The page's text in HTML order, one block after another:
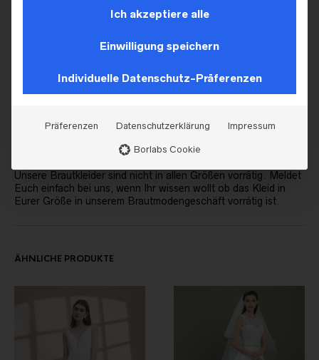
diesem Hersteller und weitere Brautkleider aus der aktuellen
deine Wunschliste oder vereinbare gleich einen
Vielleicht finden wir einen Weg, wie das Brautkleid zu Euch
Unsere Brautkleider sind nicht in allen Größen vorrätig. Meldet
Euch einfach bei uns, wenn Ihr wissen wollt ob das Kleid in
Eurer Größe in unserem Brautmodengeschäft vorrätig ist.
ÄHNLICHE PRODUKTE
Ich akzeptiere alle
Einwilligung speichern
Individuelle Datenschutz-Präferenzen
Präferenzen Datenschutzerklärung Impressum
Borlabs Cookie